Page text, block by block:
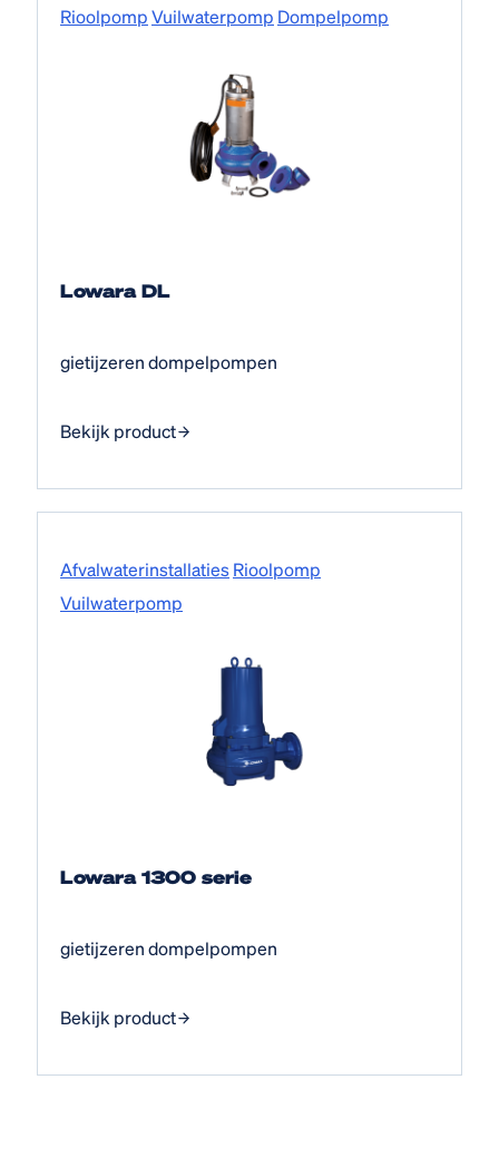
RioolpompVuilwaterpomp Dompelpomp
Lowara DL
gietijzeren dompelpompen
Bekijk product
Afvalwater­installatiesRioolpomp
Vuilwaterpomp
Lowara 1300 serie
gietijzeren dompelpompen
Bekijk product